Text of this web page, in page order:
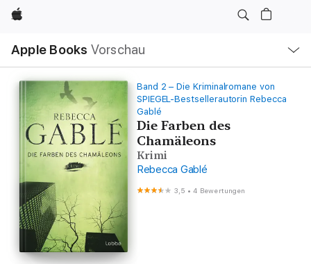
Apple
Apple Books Vorschau
Navigation
Menü
öffnen
Band 2 – Die Kriminalromane von
SPIEGEL-Bestsellerautorin Rebecca
Gablé
Die Farben des
Chamäleons
Krimi
Rebecca Gablé
3,5 •4 Bewertungen